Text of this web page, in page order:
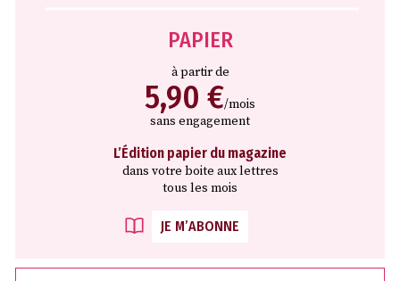
PAPIER
à partir de
5,90 €/mois
sans engagement
L’Édition papier du magazine
dans votre boite aux lettres
tous les mois
JE M’ABONNE